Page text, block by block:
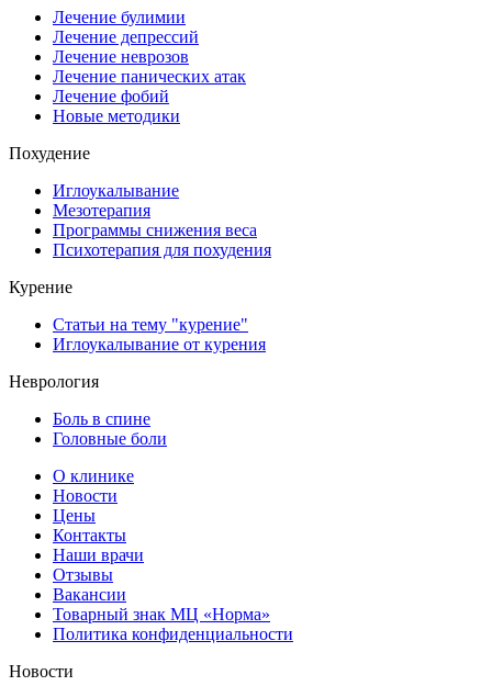
Лечение булимии
Лечение депрессий
Лечение неврозов
Лечение панических атак
Лечение фобий
Новые методики
Похудение
Иглоукалывание
Мезотерапия
Программы снижения веса
Психотерапия для похудения
Курение
Статьи на тему "курение"
Иглоукалывание от курения
Неврология
Боль в спине
Головные боли
О клинике
Новости
Цены
Контакты
Наши врачи
Отзывы
Вакансии
Товарный знак МЦ «Норма»
Политика конфиденциальности
Новости